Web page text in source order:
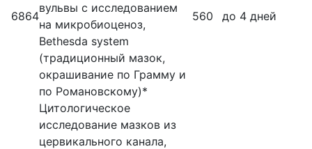
6864
вульвы с исследованием
на микробиоценоз,
Bethesda system
(традиционный мазок,
окрашивание по Грамму и
по Романовскому)*
560 до 4 дней
Цитологическое
исследование мазков из
цервикального канала,